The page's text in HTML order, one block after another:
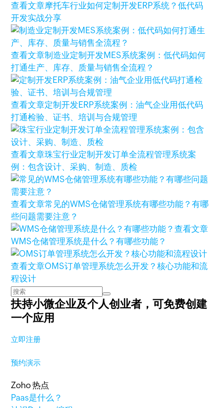
查看文章摩托车行业如何定制开发ERP系统？低代码
开发实战分享
查看文章制造业定制开发MES系统案例：低代码如何
打通生产、库存、质量与销售全流程？
查看文章定制开发ERP系统案例：油气企业用低代码
打通检验、证书、培训与合规管理
查看文章珠宝行业定制开发订单全流程管理系统案
例：包含设计、采购、制造、质检
查看文章常见的WMS仓储管理系统有哪些功能？有哪
些问题需要注意？
查看文章
WMS仓储管理系统是什么？有哪些功能？
查看文章OMS订单管理系统怎么开发？核心功能和流
程设计
扶持小微企业及个人创业者，可免费创建
一个应用
立即注册
预约演示
Zoho 热点
Paas是什么？